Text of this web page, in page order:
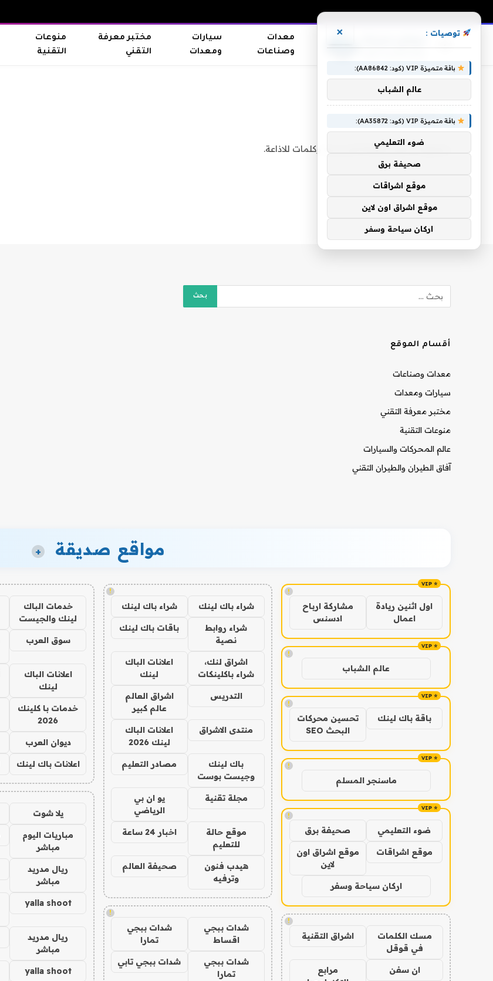
معدات
وصناعات
سيارات
ومعدات
مختبر معرفة
التقني
منوعات
التقنية
إذاعة مدرسية
منشورات تخص الإذاعة المدرسية وكلمات للاذاعة.
أقسام الموقع
معدات وصناعات
سيارات ومعدات
مختبر معرفة التقني
منوعات التقنية
عالم المحركات والسيارات
آفاق الطيران والطيران التقني
مواقع صديقة +
!
اول اثنين ريادة
اعمال
مشاركة ارباح
ادسنس
!
عالم الشباب
!
باقة باك لينك
تحسين محركات
البحث SEO
!
ماسنجر المسلم
!
ضوء التعليمي صحيفة برق
موقع اشراقات
موقع اشراق اون
لاين
اركان سياحة وسفر
!
مسك الكلمات
في قوقل
اشراق التقنية
ان سفن
مرابع
!
شراء باك لينك شراء باك لينك
شراء روابط
نصية
باقات باك لينك
اشراق لنك،
شراء باكلينكات
اعلانات الباك
لينك
التدريس
اشراق العالم
عالم كبير
منتدى الاشراق
اعلانات الباك
لينك 2026
باك لينك
وجيست بوست
مصادر التعليم
مجلة تقنية
يو ان بي
الرياضي
موقع حالة
للتعليم
اخبار 24 ساعة
هيدب فنون
وترفيه
صحيفة العالم
!
شدات ببجي
اقساط
شدات ببجي
تمارا
شدات ببجي
تمارا
شدات ببجي تابي
خدمات الباك
لينك والجيست
سوق العرب
اعلانات الباك
لينك
خدمات با كلينك
2026
ديوان العرب
اعلانات باك لينك
يلا شوت
مباريات اليوم
مباشر
ريال مدريد
مباشر
yalla shoot
ريال مدريد
مباشر
yalla shoot
توصيات : ×
باقة متميزة VIP (كود: AA86842):
عالم الشباب
باقة متميزة VIP (كود: AA35872):
ضوء التعليمي
صحيفة برق
موقع اشراقات
موقع اشراق اون لاين
اركان سياحة وسفر